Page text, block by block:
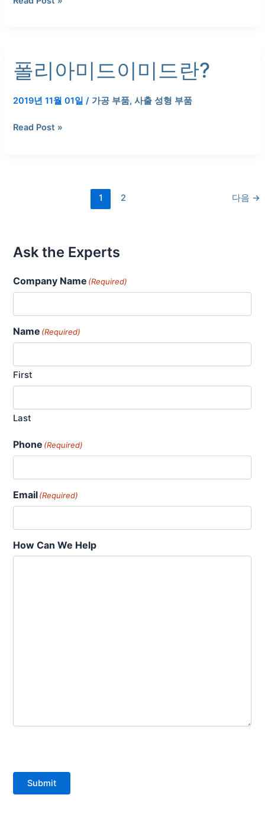
절
단
가
폴리아미드이미드란?
2019년 11월 01일/ 가공 부품,사출 성형 부품
리
아
이
Read Post »
1 2 다음 →
Ask the Experts
Company Name (Required)
Name (Required)
First
Last
Phone (Required)
Email(Required)
How Can We Help
Submit